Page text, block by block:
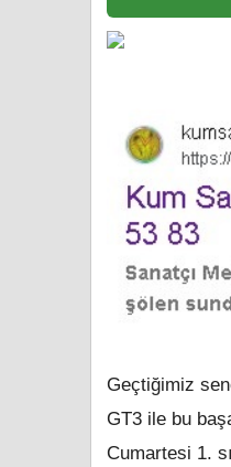
Geçtiğimiz
GT3 ile bu
Cumartesi 1.